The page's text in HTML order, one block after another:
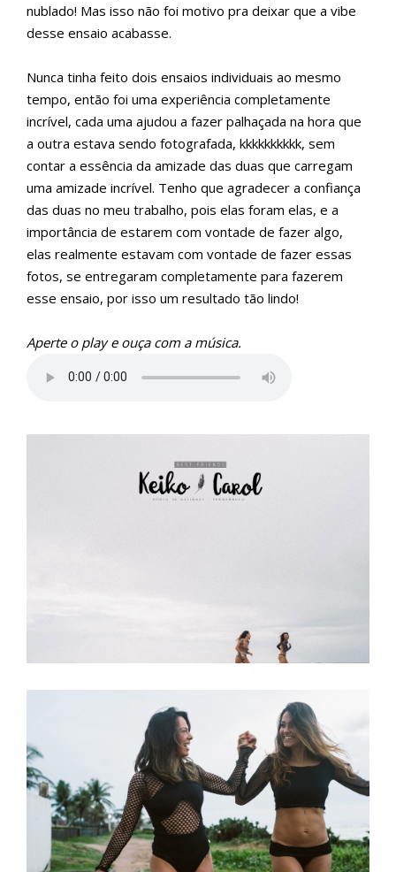
nublado! Mas isso não foi motivo pra deixar que a vibe
desse ensaio acabasse.
Nunca tinha feito dois ensaios individuais ao mesmo
tempo, então foi uma experiência completamente
incrível, cada uma ajudou a fazer palhaçada na hora que
a outra estava sendo fotografada, kkkkkkkkkk, sem
contar a essência da amizade das duas que carregam
uma amizade incrível. Tenho que agradecer a confiança
das duas no meu trabalho, pois elas foram elas, e a
importância de estarem com vontade de fazer algo,
elas realmente estavam com vontade de fazer essas
fotos, se entregaram completamente para fazerem
esse ensaio, por isso um resultado tão lindo!
Aperte o play e ouça com a música.